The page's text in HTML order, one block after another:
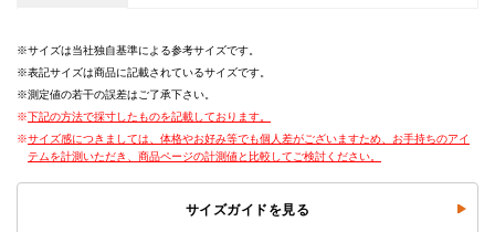
サイズは当社独自基準による参考サイズです。
表記サイズは商品に記載されているサイズです。
測定値の若干の誤差はご了承下さい。
下記の方法で採寸したものを記載しております。
サイズ感につきましては、体格やお好み等でも個人差がございますため、お手持ちのアイ
テムを計測いただき、商品ページの計測値と比較してご検討ください。
サイズガイドを見る